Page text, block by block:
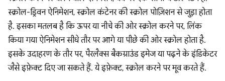
स्क्रोल-ड्रिवन ऐनिमेशन, स्क्रोल कंटेनर की स्क्रोल पोज़िशन से जुड़ा होता
है. इसका मतलब है कि ऊपर या नीचे की ओर स्क्रोल करने पर, लिंक
किया गया ऐनिमेशन सीधे तौर पर आगे या पीछे की ओर स्क्रोल होता है.
इसके उदाहरण के तौर पर, पैरलैक्स बैकग्राउंड इमेज या पढ़ने के इंडिकेटर
जैसे इफ़ेक्ट दिए जा सकते हैं. ये इफ़ेक्ट, स्क्रोल करने पर मूव करते हैं.